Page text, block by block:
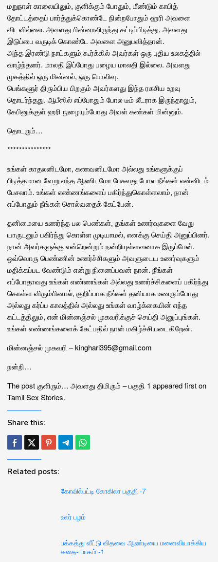
மறுநாள் காலையிலும், குளிக்கும் போதும், மீண்டும் காபித்
தோட்டத்தைப் பார்த்துக்கொண்டே நின்றபோதும் ஹரி அவளை
விடவில்லை. அவளது பின்னாலிருந்து கட்டிப்பிடித்து, அவளது
இடுப்பை வருடிக் கொண்டே அவளை அனுபவித்தான்.
அந்த இரண்டு நாட்களும் கூர்க்கில் அவர்கள் ஒரு புதிய உலகத்தில்
வாழ்ந்தனர். மாலதி இப்போது பழைய மாலதி இல்லை. அவளது
முகத்தில் ஒரு மின்னல், ஒரு பொலிவு.
பெங்களூர் திரும்பிய பிறகும் அவர்களது இந்த ரகசிய உறவு
தொடர்ந்தது. ஆபீஸில் எப்போதும் போல டீம் லீடராக இருந்தாலும்,
கேபினுக்குள் ஹரி நுழையும்போது அவள் கண்கள் மின்னும்.
தொடரும்…
***************
உங்கள் காதலனிடமோ, கணவனிடமோ அல்லது உங்களுக்குப்
பிடித்தமான வேறு எந்த ஆணிடமோ பேசுவது போல நீங்கள் என்னிடம்
பேசலாம். உங்கள் எண்ணங்களைப் பகிர்ந்துகொள்ளலாம், நான்
எப்போதும் நீங்கள் சொல்வதைக் கேட்பேன்.
தனிமையை உணர்ந்த பல பெண்கள், தங்கள் உணர்வுகளை வேறு
யாருடனும் பகிர்ந்து கொள்ள முடியாமல், எனக்கு செய்தி அனுப்பினர்.
நான் அவர்களுக்கு என்றென்றும் நன்றியுள்ளவனாக இருப்பேன்.
ஒவ்வொரு பெண்ணின் உணர்ச்சிகளும் அவளுடைய உணர்வுகளும்
மதிக்கப்பட வேண்டும் என்று நினைப்பவன் நான். நீங்கள்
எப்போதாவது உங்கள் எண்ணங்கள் அல்லது உணர்ச்சிகளைப் பகிர்ந்து
கொள்ள விரும்பினால், குறிப்பாக நீங்கள் தனியாக உணரும்போது
அல்லது கர்ப்ப காலத்தில் அல்லது உங்கள் வாழ்க்கையின் எந்த
கட்டத்திலும், என் மின்னஞ்சல் முகவரிக்குச் செய்தி அனுப்புங்கள்.
உங்கள் எண்ணங்களைக் கேட்பதில் நான் மகிழ்ச்சியடைகிறேன்.
மின்னஞ்சல் முகவரி – kinghari395@gmail.com
நன்றி…
The post குளிரும்… அவளது திமிரும் – பகுதி 1 appeared first on
Tamil Sex Stories.
Share this:
Related posts:
கோவில்பட்டி கோகிலா பகுதி -7
உலர் பழம்
பக்கத்து வீட்டு விதவை ஆண்டியை மனைவியாக்கிய
கதை- பாகம் -1